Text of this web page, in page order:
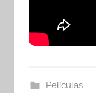
Películas